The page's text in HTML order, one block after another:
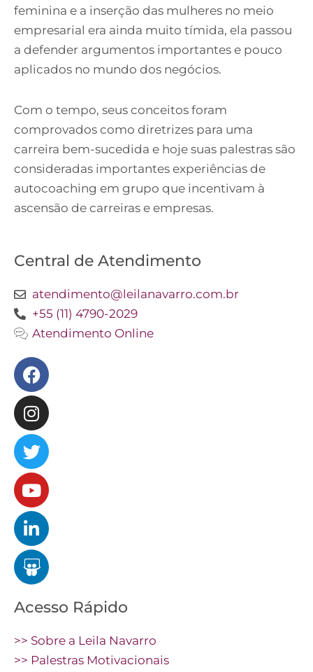
feminina e a inserção das mulheres no meio
empresarial era ainda muito tímida, ela passou
a defender argumentos importantes e pouco
aplicados no mundo dos negócios.
Com o tempo, seus conceitos foram
comprovados como diretrizes para uma
carreira bem-sucedida e hoje suas palestras são
consideradas importantes experiências de
autocoaching em grupo que incentivam à
ascensão de carreiras e empresas.
Central de Atendimento
atendimento@leilanavarro.com.br
+55 (11) 4790-2029
Atendimento Online
Facebook
Instagram
Twitter
Youtube
Linkedin
Slideshare
Acesso Rápido
>> Sobre a Leila Navarro
>> Palestras Motivacionais